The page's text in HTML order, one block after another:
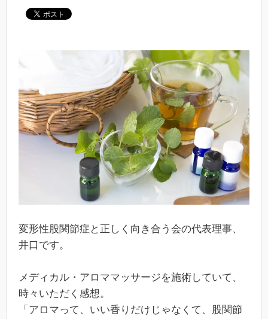
変形性股関節症と正しく向き合う会の代表理事、
井口です。
メディカル・アロママッサージを施術していて、
時々いただく感想。
「アロマって、いい香りだけじゃなくて、股関節